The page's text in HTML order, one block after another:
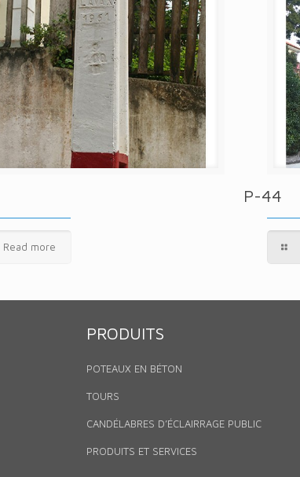
Read more
P-44
PRODUITS
POTEAUX EN BÉTON
TOURS
CANDÉLABRES D’ÉCLAIRRAGE PUBLIC
PRODUITS ET SERVICES